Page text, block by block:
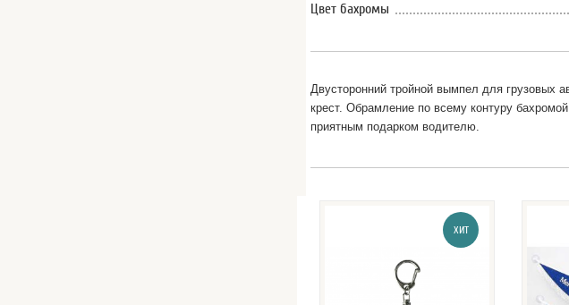
Цвет бахромы
Двусторонний тройной вымпел для грузовых
крест.Обрамление по всему контуру
приятным подарком водителю.
ХИТ